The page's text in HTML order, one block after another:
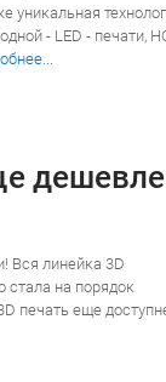
уникальная
- LED - печати,
Вся линейка 3D
стала на порядок
печать еще